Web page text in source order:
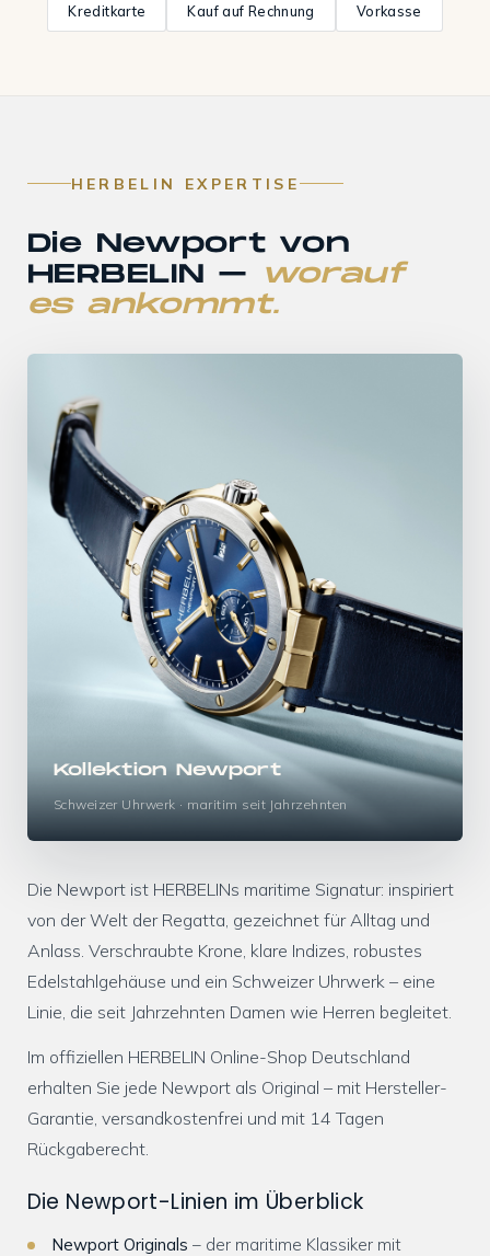
Kreditkarte Kauf auf Rechnung Vorkasse
HERBELIN EXPERTISE
Die Newport von
HERBELIN –
worauf
es ankommt.
Die Newport ist HERBELINs maritime Signatur: inspiriert
von der Welt der Regatta, gezeichnet für Alltag und
Anlass. Verschraubte Krone, klare Indizes, robustes
Edelstahlgehäuse und ein Schweizer Uhrwerk – eine
Linie, die seit Jahrzehnten Damen wie Herren begleitet.
Im offiziellen HERBELIN Online-Shop Deutschland
erhalten Sie jede Newport als Original – mit Hersteller-
Garantie, versandkostenfrei und mit 14 Tagen
Rückgaberecht.
Die Newport-Linien im Überblick
Newport Originals – der maritime Klassiker mit
Kollektion Newport
Schweizer Uhrwerk · maritim seit Jahrzehnten